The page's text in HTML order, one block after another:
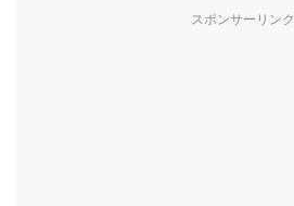
スポンサーリンク